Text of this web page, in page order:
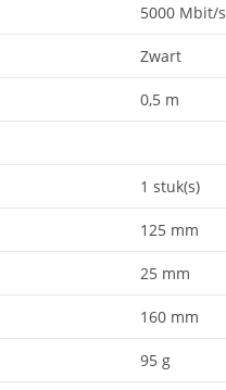
5000 Mbit/s
Zwart
0,5 m
1 stuk(s)
125 mm
25 mm
160 mm
95 g